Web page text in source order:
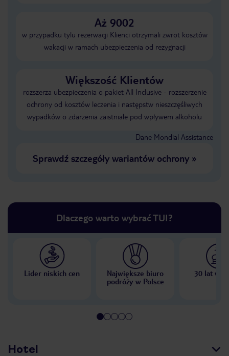
Aż 9002
w przypadku tylu rezerwacji Klienci otrzymali zwrot kosztów
wakacji w ramach ubezpieczenia od rezygnacji
Większość Klientów
rozszerza ubezpieczenia o pakiet All Inclusive - rozszerzenie
ochrony od kosztów leczenia i następstw nieszczęśliwych
wypadków o zdarzenia zaistniałe pod wpływem alkoholu
Dane Mondial Assistance
Sprawdź szczegóły wariantów ochrony»
Dlaczego warto wybrać TUI?
Lider niskich cen
Największe biuro
podróży w Polsce
30 lat w
Hotel